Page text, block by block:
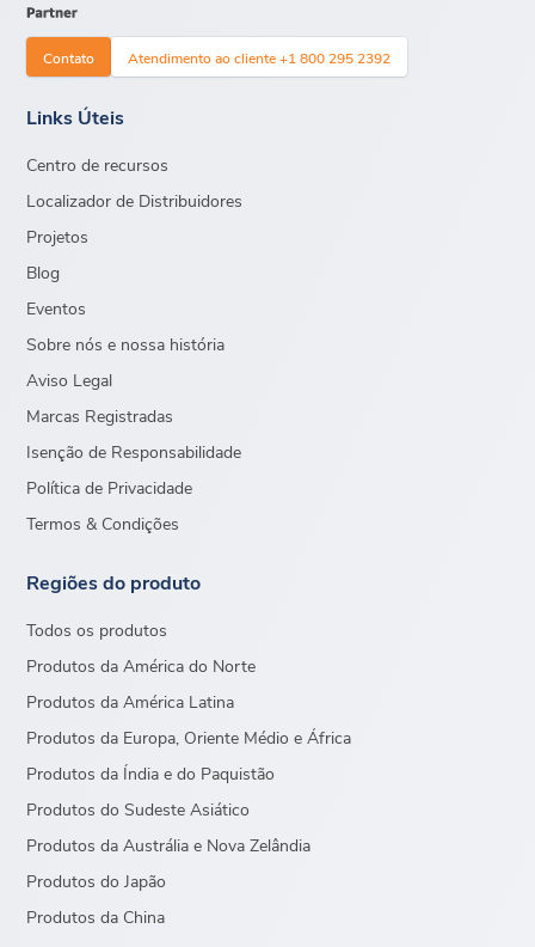
Contato Atendimento ao cliente +1 800 295 2392
Links Úteis
Centro de recursos
Localizador de Distribuidores
Projetos
Blog
Eventos
Sobre nós e nossa história
Aviso Legal
Marcas Registradas
Isenção de Responsabilidade
Política de Privacidade
Termos & Condições
Regiões do produto
Todos os produtos
Produtos da América do Norte
Produtos da América Latina
Produtos da Europa, Oriente Médio e África
Produtos da Índia e do Paquistão
Produtos do Sudeste Asiático
Produtos da Austrália e Nova Zelândia
Produtos do Japão
Produtos da China